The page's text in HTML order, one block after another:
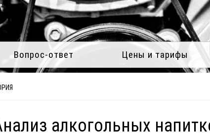
Вопрос-ответ Цены и тарифы
алкогольных